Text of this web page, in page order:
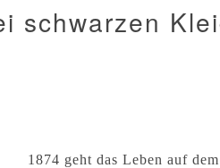
schwarzen
1874 geht das Leben auf